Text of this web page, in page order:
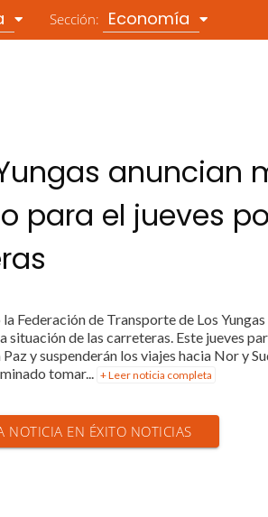
Sección: Economía
anuncian
para el jueves
Federación de Transporte de Los
de las carreteras. Este jueves
y suspenderán los viajes hacia Nor y
tomar... + Leer noticia completa
NOTICIA EN ÉXITO NOTICIAS